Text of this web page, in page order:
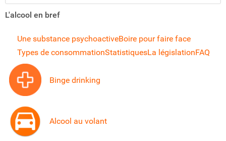
L'alcool en bref
Une substance psychoactiveBoire pour faire face
Types de consommationStatistiquesLa législationFAQ
Binge drinking
Alcool au volant